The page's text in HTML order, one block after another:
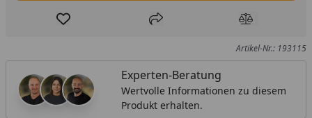
Produkt zur Wunschliste hinzufügen
Teilen Produkt
Artikel-Nr.: 193115
Experten-Beratung
Wertvolle Informationen zu diesem
Produkt erhalten.